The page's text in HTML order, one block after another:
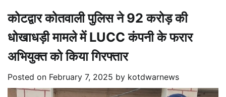
कोटद्वार कोतवाली पुलिस ने 92 करोड़ की
धोखाधड़ी मामले में LUCC कंपनी के फरार
अभियुक्त को किया गिरफ्तार
Posted on February 7, 2025 by kotdwarnews